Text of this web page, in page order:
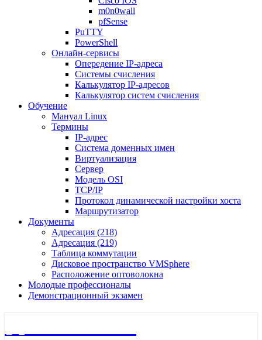
m0n0wall
pfSense
PuTTY
PowerShell
Онлайн-сервисы
Опередение IP-адреса
Системы счисления
Калькулятор IP-адресов
Калькулятор систем счисления
Обучение
Мануал Linux
Термины
IP-адрес
Система доменных имен
Виртуализация
Сервер
Модель OSI
TCP/IP
Протокол динамической настройки хоста
Маршрутизатор
Документы
Адресация (218)
Адресация (219)
Таблица коммутации
Дисковое пространство VMSphere
Расположение оптоволокна
Молодые профессионалы
Демонстрационный экзамен